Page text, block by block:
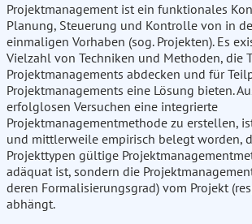
Projektmanagement ist ein funktionales
Planung, Steuerung und Kontrolle von in
einmaligen Vorhaben (sog. Projekten). Es
Vielzahl von Techniken und Methoden, die
Projektmanagements abdecken und für
Projektmanagements eine Lösung bieten.
erfolglosen Versuchen eine integrierte
Projektmanagementmethode zu erstellen,
und mittlerweile empirisch belegt worden,
Projekttypen gültige
adäquat ist, sondern die
deren Formalisierungsgrad) vom Projekt
abhängt.